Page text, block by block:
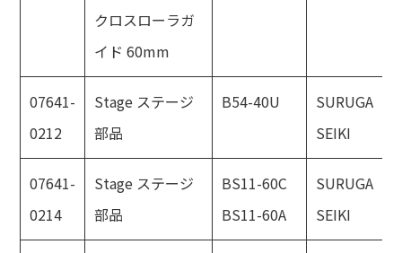
クロスローラガ
イド 60mm
07641-
0212
Stage ステージ
部品
B54-40U
SURUGA
SEIKI
07641-
0214
Stage ステージ
部品
BS11-60C
BS11-60A
SURUGA
SEIKI